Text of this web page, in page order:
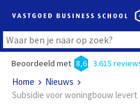
Beoordeeld met 8,6 3.615
Home
Nieuws
Subsidie voor woningbouw